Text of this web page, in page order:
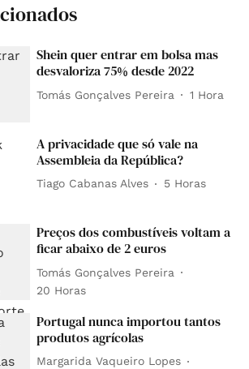
Shein quer entrar em bolsa mas
desvaloriza 75% desde 2022
Tomás Gonçalves Pereira 1 Hora
A privacidade que só vale na
Assembleia da República?
Tiago Cabanas Alves 5 Horas
Preços dos combustíveis voltam a
ficar abaixo de 2 euros
Tomás Gonçalves Pereira
20 Horas
Portugal nunca importou tantos
produtos agrícolas
Margarida Vaqueiro Lopes